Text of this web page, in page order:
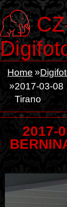
Home
2017-03-
Tirano
2017-